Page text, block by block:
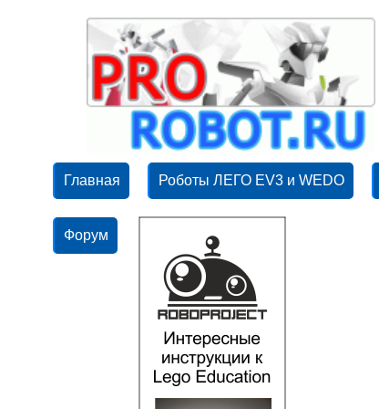
Главная Роботы ЛЕГО EV3 и WEDO
Форум